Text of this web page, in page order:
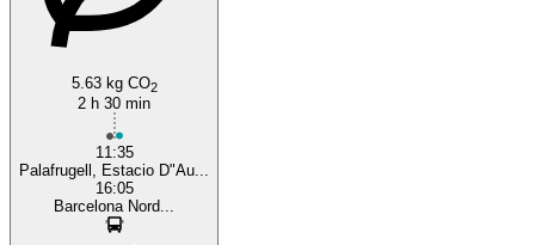
Barcelona
5.63 kg CO2
2 h 30 min
11:35
Palafrugell, Estacio D"Au...
16:05
Barcelona Nord...